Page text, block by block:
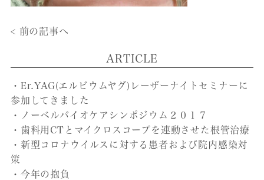
< 前の記事へ
ARTICLE
・Er.YAG(エルビウムヤグ)レーザーナイトセミナーに
参加してきました
・ノーベルバイオケアシンポジウム２０１７
・歯科用CTとマイクロスコープを連動させた根管治療
・新型コロナウイルスに対する患者および院内感染対
策
・今年の抱負